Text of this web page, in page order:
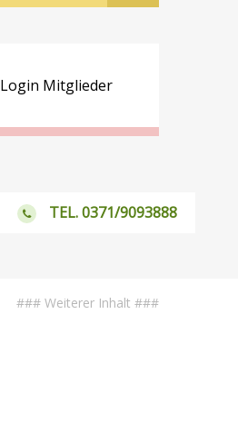
Login Mitglieder
TEL. 0371/9093888
### Weiterer Inhalt ###